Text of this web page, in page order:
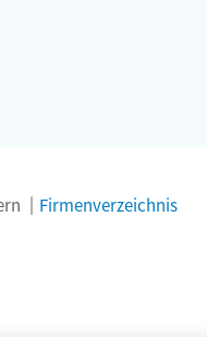
Firmenverzeichnis